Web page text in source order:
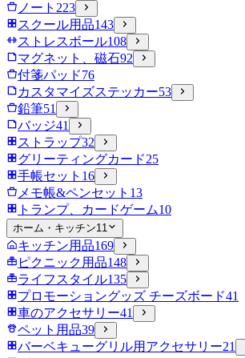
ノート 223
スクール用品143
ストレスボール108
マグネット、磁石92
付箋パッド76
カスタマイズステッカー53
鉛筆51
バッジ41
ストラップ32
グリーティングカード25
手帳セット 16
メモ帳&ペンセット 13
トランプ、カードゲーム10
ホーム・キッチン11
キッチン用品169
ピクニック用品148
ライフスタイル135
プロモーショングッズ チーズボード41
車のアクセサリー41
ペット用品39
バーベキューグリル用アクセサリー21